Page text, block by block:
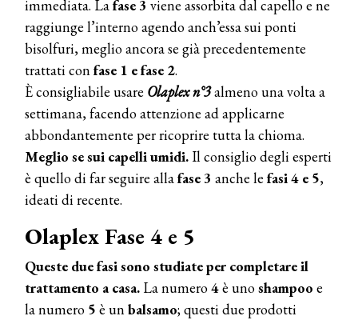
immediata. Lafase 3 viene assorbita dal capello e ne
raggiunge l’interno agendo anch’essa sui ponti
bisolfuri, meglio ancora se già precedentemente
trattati confase 1 e fase 2.
È consigliabile usare Olaplex n°3almeno una volta a
settimana, facendo attenzione ad applicarne
abbondantemente per ricoprire tutta la chioma.
Meglio se sui capelli umidi.Il consiglio degli esperti
è quello di far seguire allafase 3 anche le fasi 4 e 5,
ideati di recente.
Olaplex Fase 4 e 5
Queste due fasi sono studiate per completare il
trattamento a casa. La numero4è unoshampoo e
la numero 5 è unbalsamo; questi due prodotti